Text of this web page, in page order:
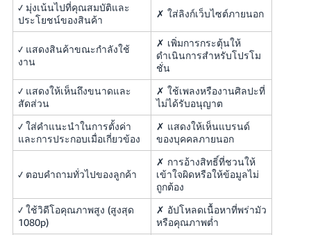
✓ มุ่งเน้นไปที่คุณสมบัติและ
ประโยชน์ของสินค้า
✗ ใส่ลิงก์เว็บไซต์ภายนอก
✓ แสดงสินค้าขณะกำลังใช้
งาน
✗ เพิ่มการกระตุ้นให้
ดำเนินการสำหรับโปรโม
ชั่น
✓ แสดงให้เห็นถึงขนาดและ
สัดส่วน
✗ ใช้เพลงหรืองานศิลปะที่
ไม่ได้รับอนุญาต
✓ ใส่คำแนะนำในการตั้งค่า
และการประกอบเมื่อเกี่ยวข้อง
✗ แสดงให้เห็นแบรนด์
ของบุคคลภายนอก
✓ ตอบคำถามทั่วไปของลูกค้า
✗ การอ้างสิทธิ์ที่ชวนให้
เข้าใจผิดหรือให้ข้อมูลไม่
ถูกต้อง
✓ ใช้วิดีโอคุณภาพสูง (สูงสุด
1080p)
✗ อัปโหลดเนื้อหาที่พร่ามัว
หรือคุณภาพต่ำ